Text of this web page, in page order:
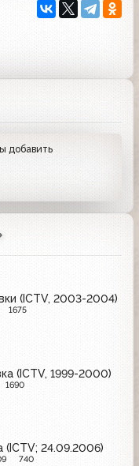
добавить
(ICTV, 2003-2004)
1675
(ICTV, 1999-2000)
1690
24.09.2006)
740